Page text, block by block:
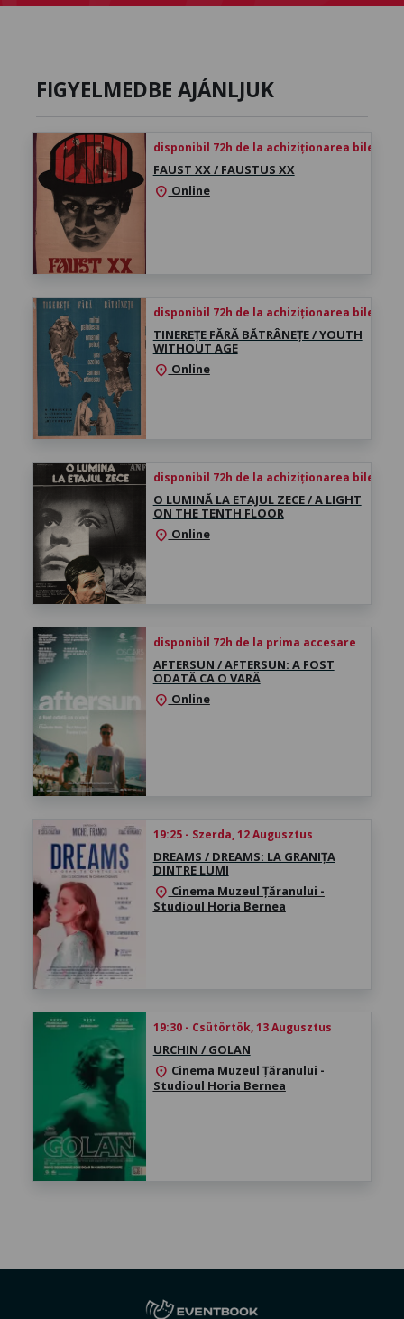
FIGYELMEDBE AJÁNLJUK
disponibil 72h de la achiziționarea biletului
FAUST XX / FAUSTUS XX
location_on Online
disponibil 72h de la achiziționarea biletului
TINEREȚE FĂRĂ BĂTRÂNEȚE / YOUTH
WITHOUT AGE
location_on Online
disponibil 72h de la achiziționarea biletului
O LUMINĂ LA ETAJUL ZECE / A LIGHT
ON THE TENTH FLOOR
location_on Online
disponibil 72h de la prima accesare
AFTERSUN / AFTERSUN: A FOST
ODATĂ CA O VARĂ
location_on Online
19:25 - Szerda, 12 Augusztus
DREAMS / DREAMS: LA GRANIȚA
DINTRE LUMI
location_on Cinema Muzeul Țăranului -
Studioul Horia Bernea
19:30 - Csütörtök, 13 Augusztus
URCHIN / GOLAN
location_on Cinema Muzeul Țăranului -
Studioul Horia Bernea